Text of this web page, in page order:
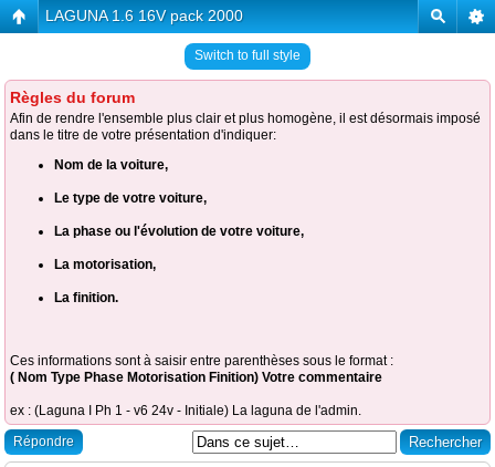
LAGUNA 1.6 16V pack 2000
Switch to full style
Règles du forum
Afin de rendre l'ensemble plus clair et plus homogène, il est désormais imposé
dans le titre de votre présentation d'indiquer:
Nom de la voiture,
Le type de votre voiture,
La phase ou l'évolution de votre voiture,
La motorisation,
La finition.
Ces informations sont à saisir entre parenthèses sous le format :
( Nom Type Phase Motorisation Finition) Votre commentaire
ex : (Laguna I Ph 1 - v6 24v - Initiale) La laguna de l'admin.
Répondre